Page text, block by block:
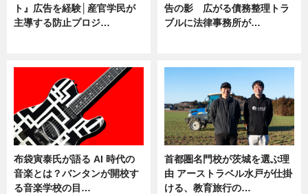
ト』広告を経験│産官学民が
主導する防止プロジ…
告の影 広がる債務整理トラ
ブルに法律事務所が…
布袋寅泰氏が語る AI 時代の
音楽とは？バンタンが開校す
る音楽学校の目…
首都圏名門校が茨城を選ぶ理
由 アーストラベル水戸が仕掛
ける、教育旅行の…